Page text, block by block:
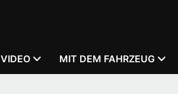
VIDEO MIT DEM FAHRZEUG